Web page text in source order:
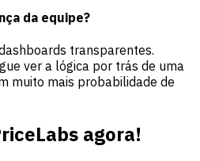
da equipe?
transparentes.
ver a lógica por trás de uma
muito mais probabilidade de
agora!